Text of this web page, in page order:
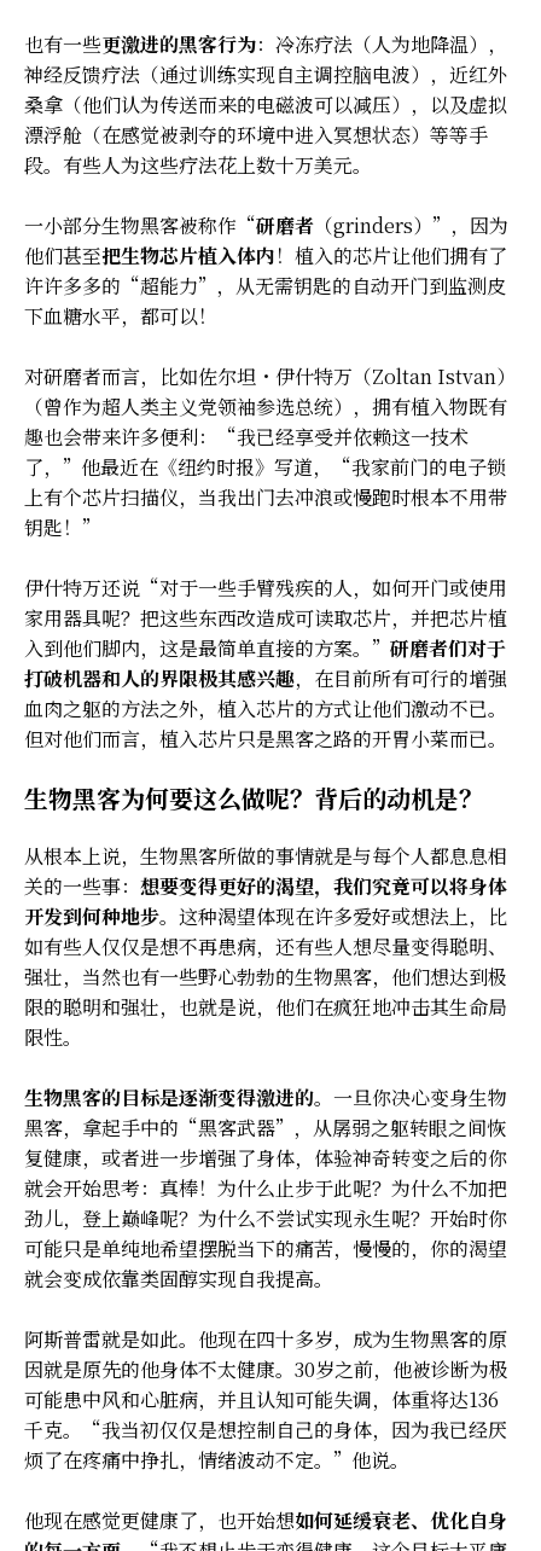
也有一些更激进的黑客行为：冷冻疗法（人为地降温），
神经反馈疗法（通过训练实现自主调控脑电波），近红外
桑拿（他们认为传送而来的电磁波可以减压），以及虚拟
漂浮舱（在感觉被剥夺的环境中进入冥想状态）等等手
段。有些人为这些疗法花上数十万美元。
一小部分生物黑客被称作“研磨者 （grinders）”，因为
他们甚至把生物芯片植入体内！植入的芯片让他们拥有了
许许多多的“超能力”，从无需钥匙的自动开门到监测皮
下血糖水平，都可以！
对研磨者而言，比如佐尔坦・伊什特万（Zoltan Istvan）
（曾作为超人类主义党领袖参选总统），拥有植入物既有
趣也会带来许多便利：“我已经享受并依赖这一技术
了，”他最近在《纽约时报》写道，“我家前门的电子锁
上有个芯片扫描仪，当我出门去冲浪或慢跑时根本不用带
钥匙！”
伊什特万还说“对于一些手臂残疾的人，如何开门或使用
家用器具呢？把这些东西改造成可读取芯片，并把芯片植
入到他们脚内，这是最简单直接的方案。” 研磨者们对于
打破机器和人的界限极其感兴趣，在目前所有可行的增强
血肉之躯的方法之外，植入芯片的方式让他们激动不已。
但对他们而言，植入芯片只是黑客之路的开胃小菜而已。
生物黑客为何要这么做呢？背后的动机是？
从根本上说，生物黑客所做的事情就是与每个人都息息相
关的一些事： 想要变得更好的渴望，我们究竟可以将身体
开发到何种地步。这种渴望体现在许多爱好或想法上，比
如有些人仅仅是想不再患病，还有些人想尽量变得聪明、
强壮，当然也有一些野心勃勃的生物黑客，他们想达到极
限的聪明和强壮，也就是说，他们在疯狂地冲击其生命局
限性。
生物黑客的目标是逐渐变得激进的。一旦你决心变身生物
黑客，拿起手中的“黑客武器”，从孱弱之躯转眼之间恢
复健康，或者进一步增强了身体，体验神奇转变之后的你
就会开始思考：真棒！为什么止步于此呢？为什么不加把
劲儿，登上巅峰呢？为什么不尝试实现永生呢？开始时你
可能只是单纯地希望摆脱当下的痛苦，慢慢的，你的渴望
就会变成依靠类固醇实现自我提高。
阿斯普雷就是如此。他现在四十多岁，成为生物黑客的原
因就是原先的他身体不太健康。30岁之前，他被诊断为极
可能患中风和心脏病，并且认知可能失调，体重将达136
千克。“我当初仅仅是想控制自己的身体，因为我已经厌
烦了在疼痛中挣扎，情绪波动不定。”他说。
他现在感觉更健康了，也开始想如何延缓衰老、优化自身